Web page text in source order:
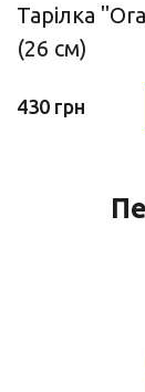
Тарілка
(26 см)
430 грн